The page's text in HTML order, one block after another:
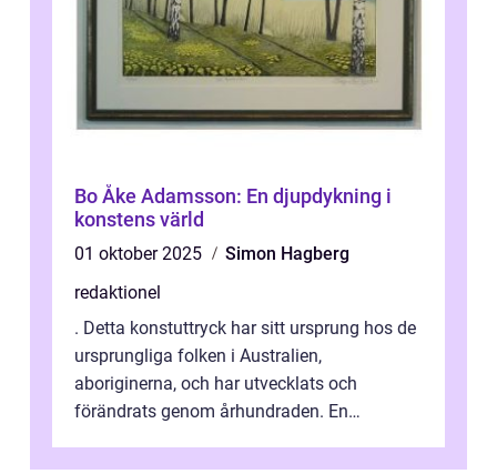
Bo Åke Adamsson: En djupdykning i
konstens värld
01 oktober 2025
Simon Hagberg
redaktionel
. Detta konstuttryck har sitt ursprung hos de
ursprungliga folken i Australien,
aboriginerna, och har utvecklats och
förändrats genom århundraden. En
”aborig...